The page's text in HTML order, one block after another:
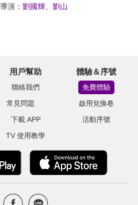
導演： 劉國輝、 劉山
用戶幫助
聯絡我們
常見問題
下載 APP
TV 使用教學
體驗＆序號
免費體驗
啟用兌換卷
活動序號